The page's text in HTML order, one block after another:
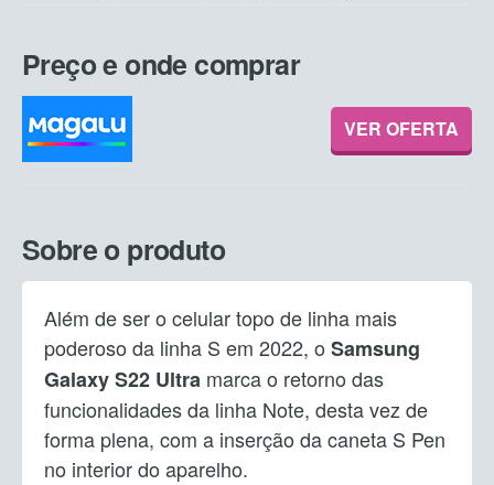
Preço e onde comprar
VER OFERTA
Sobre o produto
Além de ser o celular topo de linha mais
poderoso da linha S em 2022, o Samsung
Galaxy S22 Ultra marca o retorno das
funcionalidades da linha Note, desta vez de
forma plena, com a inserção da caneta S Pen
no interior do aparelho.